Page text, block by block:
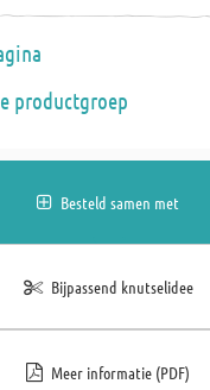
productgroep
Besteld samen met
Bijpassend knutselidee
Meer informatie (PDF)